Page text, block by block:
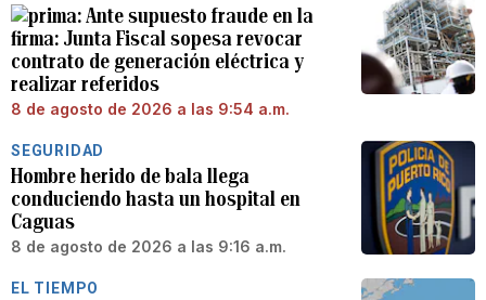
Ante supuesto fraude en la
firma: Junta Fiscal sopesa revocar
contrato de generación eléctrica y
realizar referidos
8 de agosto de 2026 a las 9:54 a.m.
SEGURIDAD
Hombre herido de bala llega
conduciendo hasta un hospital en
Caguas
8 de agosto de 2026 a las 9:16 a.m.
EL TIEMPO